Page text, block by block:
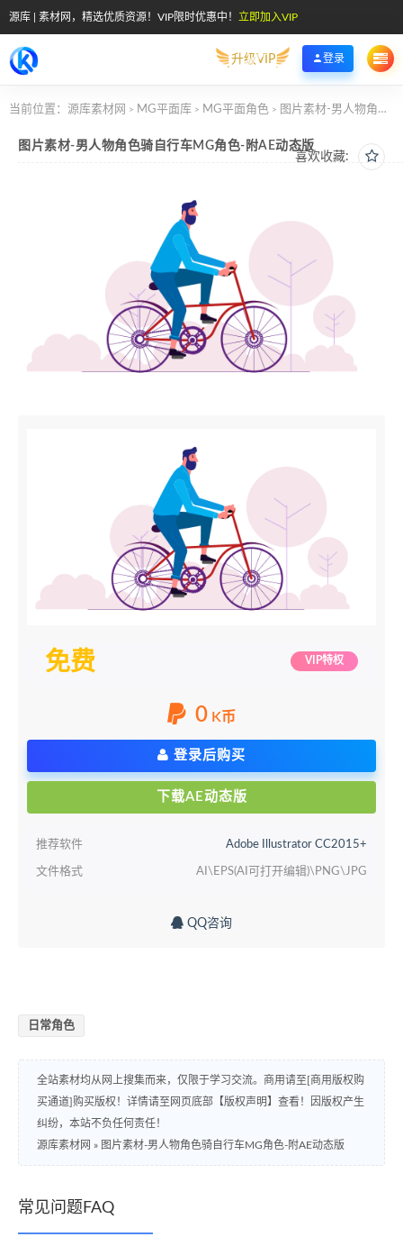
源库 | 素材网，精选优质资源！VIP限时优惠中！ 立即加入VIP
升级VIP 登录
当前位置： 源库素材网 > MG平面库 > MG平面角色 > 图片素材-男人物角色骑自行车MG角色-附AE动态版
喜欢收藏:
图片素材-男人物角色骑自行车MG角色-附AE动态版
免费 VIP特权
0 K币
登录后购买
下载AE动态版
推荐软件 Adobe Illustrator CC2015+
文件格式 AI\EPS(AI可打开编辑)\PNG\JPG
QQ咨询
日常角色
全站素材均从网上搜集而来，仅限于学习交流。商用请至[商用版权购
买通道]购买版权！详情请至网页底部【版权声明】查看！因版权产生
纠纷，本站不负任何责任！
源库素材网 » 图片素材-男人物角色骑自行车MG角色-附AE动态版
常见问题FAQ